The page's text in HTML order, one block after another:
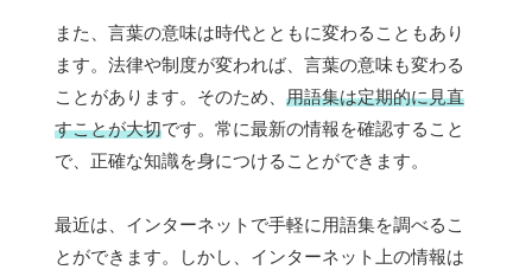
また、言葉の意味は時代とともに変わることもあり
ます。法律や制度が変われば、言葉の意味も変わる
ことがあります。そのため、 用語集は定期的に見直
すことが大切です。常に最新の情報を確認すること
で、正確な知識を身につけることができます。
最近は、インターネットで手軽に用語集を調べるこ
とができます。しかし、インターネット上の情報は